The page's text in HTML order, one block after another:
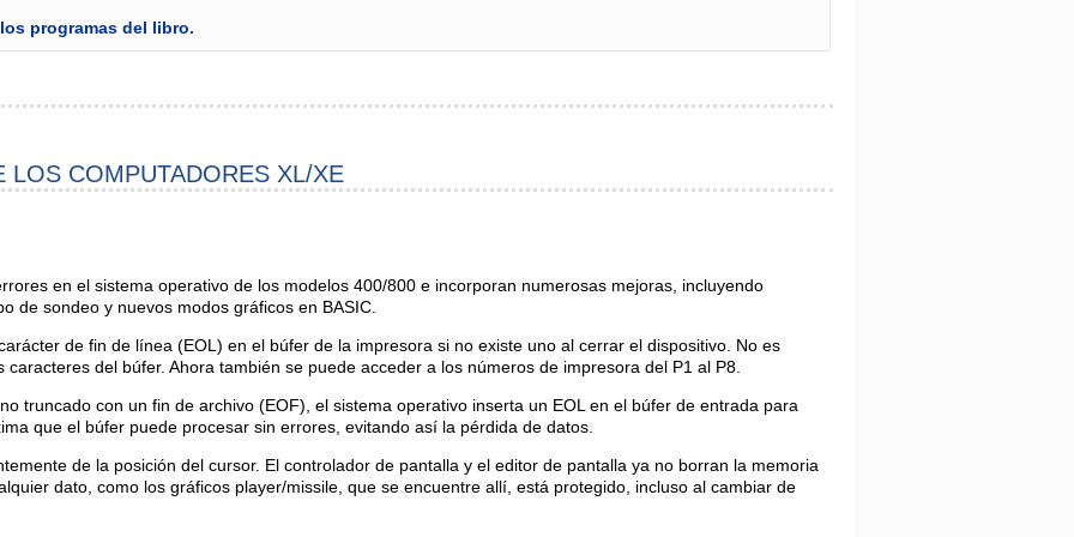
programas del libro.
LOS COMPUTADORES XL/XE
en el sistema operativo de los modelos 400/800 e incorporan numerosas mejoras, incluyendo
de sondeo y nuevos modos gráficos en BASIC.
de fin de línea (EOL) en el búfer de la impresora si no existe uno al cerrar el dispositivo. No es
del búfer. Ahora también se puede acceder a los números de impresora del P1 al P8.
truncado con un fin de archivo (EOF), el sistema operativo inserta un EOL en el búfer de entrada para
que el búfer puede procesar sin errores, evitando así la pérdida de datos.
de la posición del cursor. El controlador de pantalla y el editor de pantalla ya no borran la memoria
dato, como los gráficos player/missile, que se encuentre allí, está protegido, incluso al cambiar de